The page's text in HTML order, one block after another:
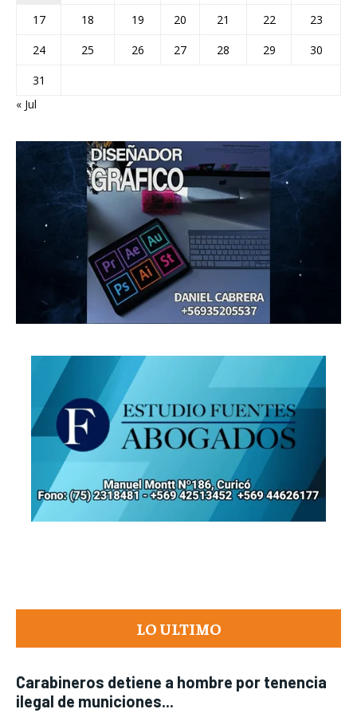
17
18 19 20 21 22
23
24
25 26 27 28 29
30
31
« Jul
LO ULTIMO
Carabineros detiene a hombre por tenencia
ilegal de municiones...